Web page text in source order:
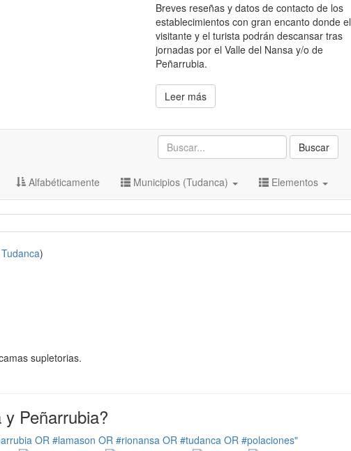
Breves reseñas y datos de contacto de los
establecimientos con gran encanto donde el
visitante y el turista podrán descansar tras
jornadas por el Valle del Nansa y/o de
Peñarrubia.
Leer más
Buscar
Alfabéticamente Municipios (Tudanca) Elementos
Tudanca)
supletorias.
Peñarrubia?
OR #lamason OR #rionansa OR #tudanca OR #polaciones"